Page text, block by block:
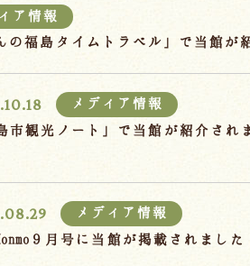
ア情報
の福島タイムトラベル」で当館が
メディア情報
市観光ノート」で当館が紹介され
メディア情報
９月号に当館が掲載されました